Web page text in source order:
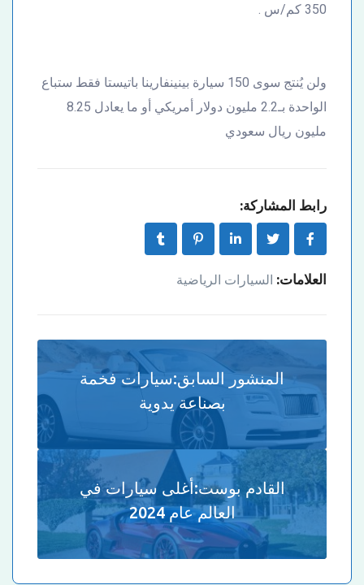
350 كم/س .
ولن يُنتج سوى 150 سيارة بينينفارينا باتيستا فقط ستباع
الواحدة بـ2.2 مليون دولار أمريكي أو ما يعادل 8.25
مليون ريال سعودي
رابط المشاركة:
العلامات: السيارات الرياضية
المنشور السابق:سيارات فخمة
بصناعة يدوية
القادم بوست:أغلى سيارات في
العالم عام 2024